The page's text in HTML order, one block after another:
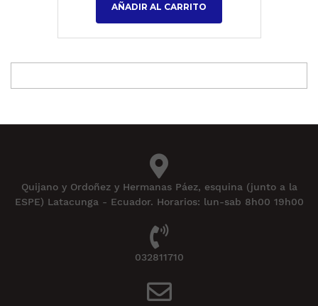
AÑADIR AL CARRITO
Quijano y Ordoñez y Hermanas Páez, esquina (junto a la
ESPE) Latacunga - Ecuador. Horarios: lun-sab 8h00 19h00
032811710